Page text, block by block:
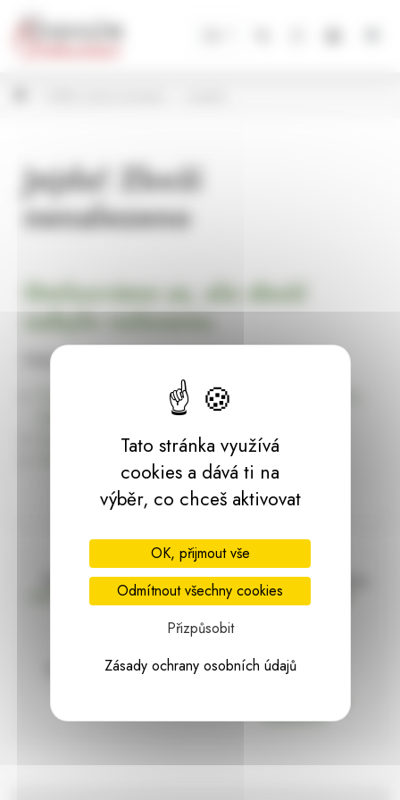
Jejda! Zboží
nenalezeno
Omlouváme se, ale zboží
nebylo nalezeno.
Pokračujte na
Úvodní stránku Dekorace, bytové a zahradní doplňky,
dárky | HARASIM.info
Doprava zdarma
nad 2000 Kč bez DPH
Vše máme skladem
Ihned k odeslání
97% hodnocení Zásilka pod
Panel pro správu cookies
Tato stránka využívá
cookies a dává ti na
výběr, co chceš aktivovat
OK, přijmout vše
Odmítnout všechny cookies
Přizpůsobit
Zásady ochrany osobních údajů